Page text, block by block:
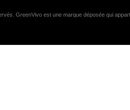
GreenVivo est une marque déposée qui